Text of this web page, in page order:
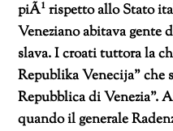
piÃ¹ rispetto allo Stato
Veneziano abitava gente
slava. I croati tuttora la
Republika Venecija”
Repubblica di Venezia”.
quando il generale